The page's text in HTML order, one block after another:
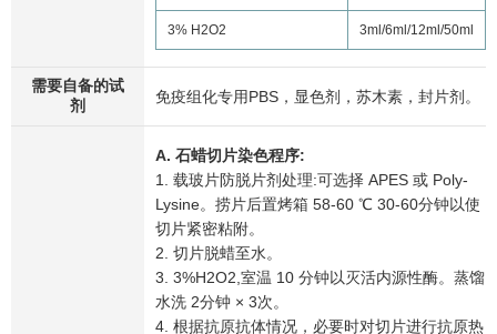
3% H2O2 3ml/6ml/12ml/50ml
需要自备的试
剂
免疫组化专用PBS，显色剂，苏木素，封片剂。
A. 石蜡切片染色程序:
1. 载玻片防脱片剂处理:可选择 APES 或 Poly-
Lysine。捞片后置烤箱 58-60 ℃ 30-60分钟以使
切片紧密粘附。
2. 切片脱蜡至水。
3. 3%H2O2,室温 10 分钟以灭活内源性酶。蒸馏
水洗 2分钟 × 3次。
4. 根据抗原抗体情况，必要时对切片进行抗原热